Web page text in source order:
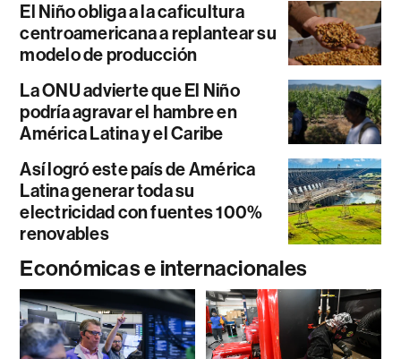
El Niño obliga a la caficultura
centroamericana a replantear su
modelo de producción
La ONU advierte que El Niño
podría agravar el hambre en
América Latina y el Caribe
Así logró este país de América
Latina generar toda su
electricidad con fuentes 100%
renovables
Económicas e internacionales